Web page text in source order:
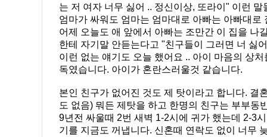
는 저 여자 너무 싫어 .. 정신이상, 또라이" 이런
엄마가 싸워도 엄마는 엄마대로 아빠는 아빠대로
어제 오늘도 애 앞에서 아빠는 조만간 이 집을 나
한테 자기말 안듣는다고 "친구들이 그러면 너 싫
이런 없는 얘기도 오늘 했어요 .. 아이 마음의 상
독였습니다. 아이가 혼란스러울것 같습니다.
본인 친구가 없어진 것도 제 탓이라고 합니다. 결
도 없음) 뭐든 제탓을 하고 한명의 친구는 부부
9년전 싸울때 2번 새벽 1-2시에 귀가 했는데 2-3
기를 지금도 꺼냅니다. 신혼때 연락도 없이 너무